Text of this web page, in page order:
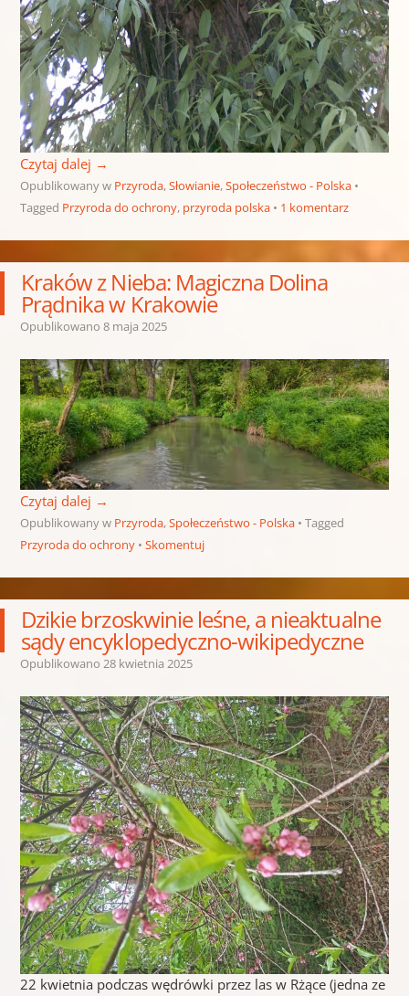
Czytaj dalej →
Opublikowany w Przyroda,Słowianie,Społeczeństwo - Polska
Tagged Przyroda do ochrony, przyroda polska 1 komentarz
Kraków z Nieba: Magiczna Dolina
Prądnika w Krakowie
Opublikowano 8 maja 2025
Czytaj dalej →
Opublikowany w Przyroda,Społeczeństwo - Polska
Tagged
Przyroda do ochrony
Skomentuj
Dzikie brzoskwinie leśne, a nieaktualne
sądy encyklopedyczno-wikipedyczne
Opublikowano 28 kwietnia 2025
22 kwietnia podczas wędrówki przez las w Rżące (jedna ze